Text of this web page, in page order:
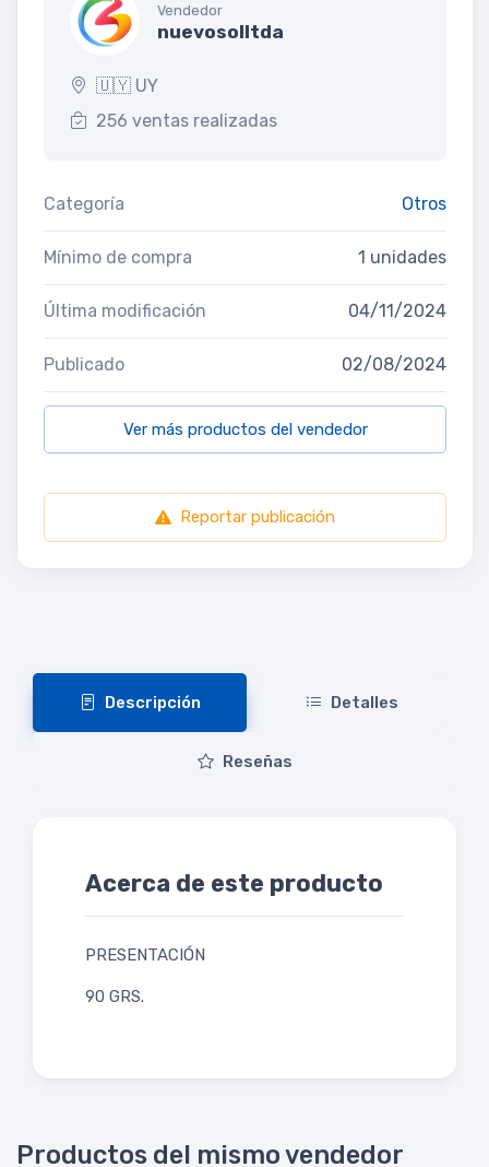
Vendedor
nuevosolltda
🇺🇾 UY
256 ventas realizadas
Categoría Otros
Mínimo de compra 1 unidades
Última modificación 04/11/2024
Publicado 02/08/2024
Ver más productos del vendedor
Reportar publicación
Descripción Detalles
Reseñas
Acerca de este producto
PRESENTACIÓN
90 GRS.
Productos del mismo vendedor